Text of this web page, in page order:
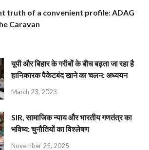
truth of a convenient profile: ADAG
Caravan
यूपी और बिहार के गरीबों के बीच बढ़ता जा रहा है
हानिकारक पैकेटबंद खाने का चलन: अध्ययन
March 23, 2023
SIR, सामाजिक न्याय और भारतीय गणतंत्र का
भविष्य: चुनौतियों का विश्लेषण
November 25, 2025